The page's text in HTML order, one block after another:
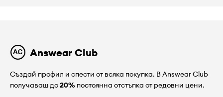
Answear Club
Създай профил и спести от всяка покупка. В Answear Club
получаваш до20% постоянна отстъпка от редовни цени.